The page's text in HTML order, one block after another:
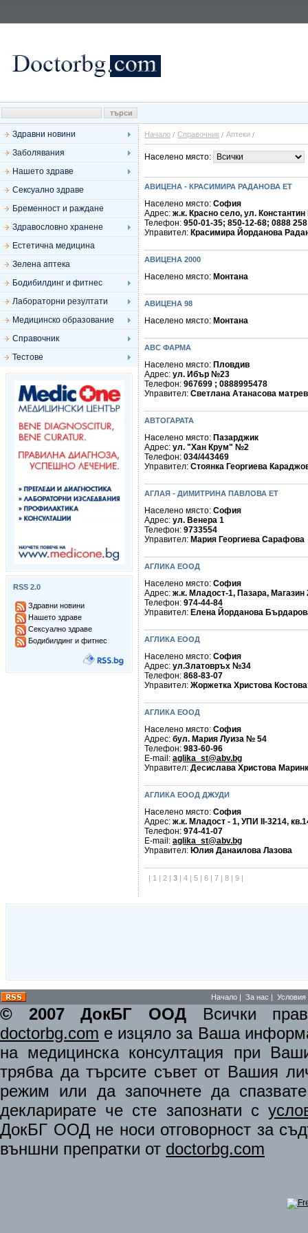
Здравни новини
Заболявания
Нашето здраве
Сексуално здраве
Бременност и раждане
Здравословно хранене
Естетична медицина
Зелена аптека
Бодибилдинг и фитнес
Лабораторни резултати
Медицинско образование
Справочник
Тестове
RSS 2.0
Здравни новини
Нашето здраве
Сексуално здраве
Бодибилдинг и фитнес
Начало Справочник Аптеки
Населено място:
АВИЦЕНА - КРАСИМИРА РАДАНОВА ЕТ
Населено място: София
Адрес: ж.к. Красно село, ул.
Телефон: 950-01-35; 850-12-68; 0888 258
Управител: Красимира Йорданова
АВИЦЕНА 2000
Населено място: Монтана
АВИЦЕНА 98
Населено място: Монтана
АВС ФАРМА
Населено място: Пловдив
Адрес: ул. Ибър №23
Телефон: 967699 ; 0888995478
Управител: Светлана Атанасова
АВТОГАРАТА
Населено място: Пазарджик
Адрес: ул. "Хан Крум" №2
Телефон: 034/443469
Управител: Стоянка Георгиева
АГЛАЯ - ДИМИТРИНА ПАВЛОВА ЕТ
Населено място: София
Адрес: ул. Венера 1
Телефон: 9733554
Управител: Мария Георгиева Сарафова
АГЛИКА ЕООД
Населено място: София
Адрес: ж.к. Младост-1, Пазара, Магазин
Телефон: 974-44-84
Управител: Елена Йорданова
АГЛИКА ЕООД
Населено място: София
Адрес: ул.Златовръх №34
Телефон: 868-83-07
Управител: Жоржетка Христова Костова
АГЛИКА ЕООД
Населено място: София
Адрес: бул. Мария Луиза № 54
Телефон: 983-60-96
E-mail: aglika_st@abv.bg
Управител: Десислава Христова
АГЛИКА ЕООД ДЖУДИ
Населено място: София
Адрес: ж.к. Младост - 1, УПИ ІІ-3214,
Телефон: 974-41-07
E-mail: aglika_st@abv.bg
Управител: Юлия Данаилова Лазова
| 1 | 2 | 3 | 4 | 5 | 6 | 7 | 8 | 9 |
Начало | За нас | Условия
© 2007 ДокБГ ООД Всички
doctorbg.com е изцяло за Ваша
на медицинска консултация при
трябва да търсите съвет от Вашия
режим или да започнете да
декларирате че сте запознати с
ДокБГ ООД не носи отговорност за
външни препратки от doctorbg.com